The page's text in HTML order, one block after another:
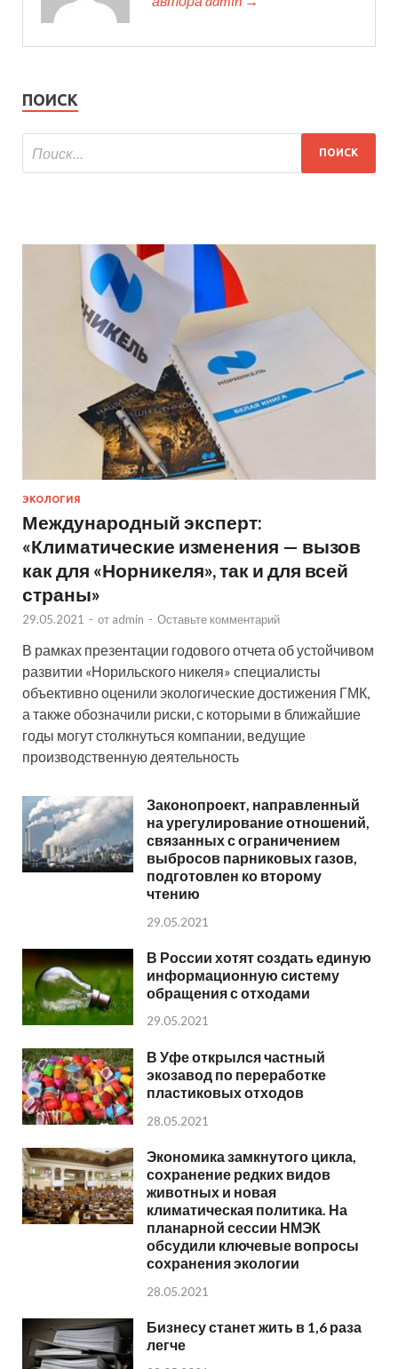
ПОИСК
ЭКОЛОГИЯ
Международный эксперт:
«Климатические изменения — вызов
как для «Норникеля», так и для всей
страны»
29.05.2021 - от admin - Оставьте комментарий
В рамках презентации годового отчета об устойчивом
развитии «Норильского никеля» специалисты
объективно оценили экологические достижения ГМК,
а также обозначили риски, с которыми в ближайшие
годы могут столкнуться компании, ведущие
производственную деятельность
Законопроект, направленный
на урегулирование отношений,
связанных с ограничением
выбросов парниковых газов,
подготовлен ко второму
чтению
29.05.2021
В России хотят создать единую
информационную систему
обращения с отходами
29.05.2021
В Уфе открылся частный
экозавод по переработке
пластиковых отходов
28.05.2021
Экономика замкнутого цикла,
сохранение редких видов
животных и новая
климатическая политика. На
планарной сессии НМЭК
обсудили ключевые вопросы
сохранения экологии
28.05.2021
Бизнесу станет жить в 1,6 раза
легче